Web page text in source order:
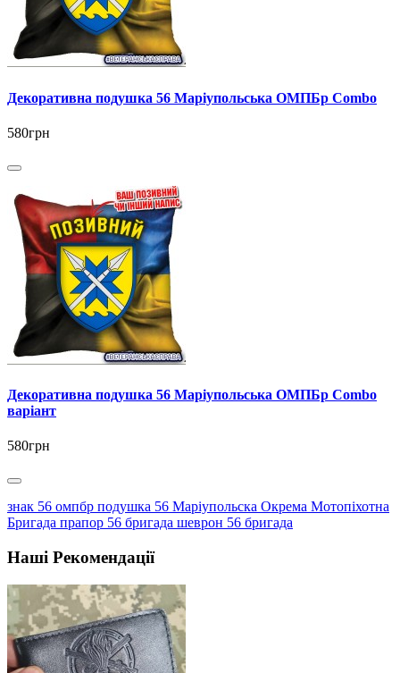
Декоративна подушка 56 Маріупольська ОМПБр Combo
580грн
Декоративна подушка 56 Маріупольська ОМПБр Combo
варіант
580грн
знак 56 омпбр подушка 56 Маріупольска Окрема Мотопіхотна
Бригада прапор 56 бригада шеврон 56 бригада
Наші Рекомендації